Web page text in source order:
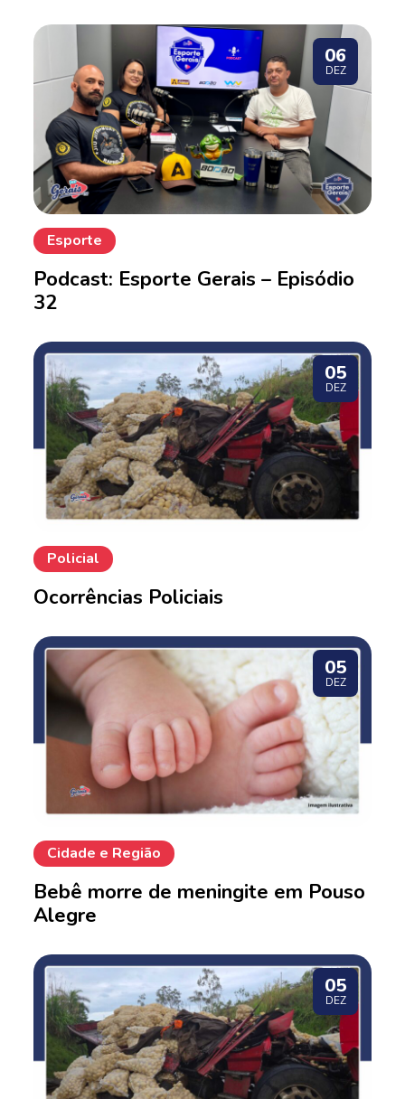
06
DEZ
Esporte
Podcast: Esporte Gerais – Episódio
32
05
DEZ
Policial
Ocorrências Policiais
05
DEZ
Cidade e Região
Bebê morre de meningite em Pouso
Alegre
05
DEZ